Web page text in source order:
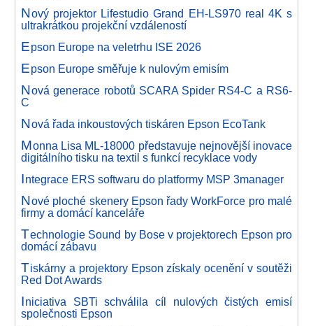
Nový projektor Lifestudio Grand EH-LS970 real 4K s
ultrakrátkou projekční vzdáleností
Epson Europe na veletrhu ISE 2026
Epson Europe směřuje k nulovým emisím
Nová generace robotů SCARA Spider RS4-C a RS6-
C
Nová řada inkoustových tiskáren Epson EcoTank
Monna Lisa ML-18000 představuje nejnovější inovace
digitálního tisku na textil s funkcí recyklace vody
Integrace ERS softwaru do platformy MSP 3manager
Nové ploché skenery Epson řady WorkForce pro malé
firmy a domácí kanceláře
Technologie Sound by Bose v projektorech Epson pro
domácí zábavu
Tiskárny a projektory Epson získaly ocenění v soutěži
Red Dot Awards
Iniciativa SBTi schválila cíl nulových čistých emisí
společnosti Epson